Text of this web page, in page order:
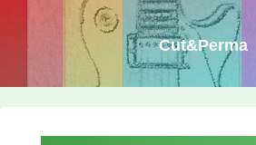
Cut&Perma